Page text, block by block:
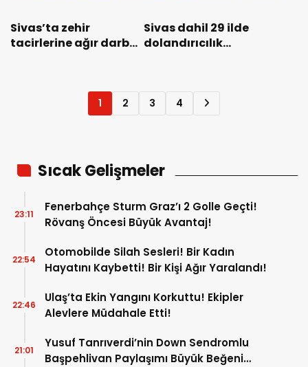
Sivas’ta zehir
tacirlerine ağır darbe!
şüpheli yakalandı!
Sivas dahil 29 ilde
dolandırıcılık
1 2 3 4
Sıcak Gelişmeler
Fenerbahçe Sturm Graz’ı 2 Golle Geçti!
Rövanş Öncesi Büyük Avantaj!
23:11
Otomobilde Silah Sesleri! Bir Kadın
Hayatını Kaybetti! Bir Kişi Ağır Yaralandı!
22:54
Ulaş’ta Ekin Yangını Korkuttu! Ekipler
Alevlere Müdahale Etti!
22:46
Yusuf Tanrıverdi’nin Down Sendromlu
Başpehlivan Paylaşımı Büyük Beğeni
21:01